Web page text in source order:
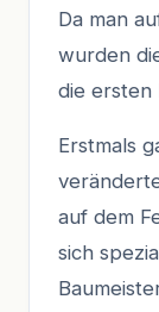
Da man
wurden
die ersten
Erstmals
auf dem
sich